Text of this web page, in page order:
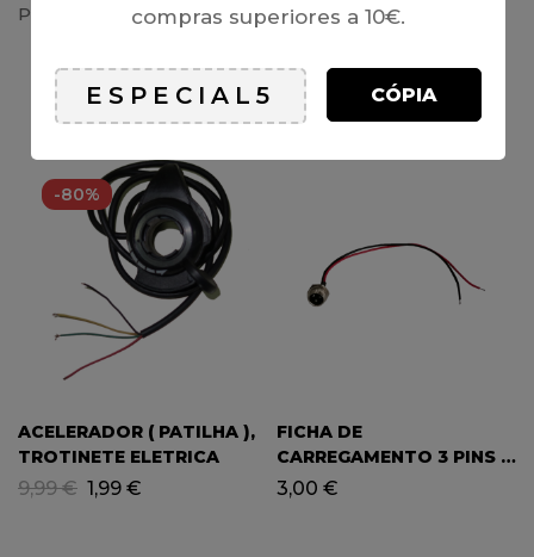
Proteçao de Corrente Completa – TOX QD03 / 49
PRODUTOS RELACIONADOS
-80%
ACELERADOR ( PATILHA ),
TROTINETE ELETRICA
9,99€ 1,99 €
FICHA DE
CARREGAMENTO 3 PINS /
MINI-ATVS / TROTINETES
3,00 €
compras superiores a 10€.
CÓPIA